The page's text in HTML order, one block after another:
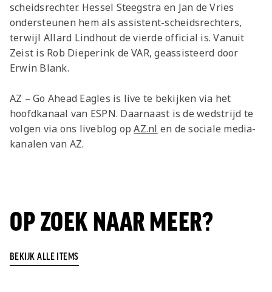
scheidsrechter. Hessel Steegstra en Jan de Vries
ondersteunen hem als assistent-scheidsrechters,
terwijl Allard Lindhout de vierde official is. Vanuit
Zeist is Rob Dieperink de VAR, geassisteerd door
Erwin Blank.
AZ – Go Ahead Eagles is live te bekijken via het
hoofdkanaal van ESPN. Daarnaast is de wedstrijd te
volgen via ons liveblog opAZ.nl en de sociale media-
kanalen van AZ.
OP ZOEK NAAR MEER?
BEKIJK ALLE ITEMS